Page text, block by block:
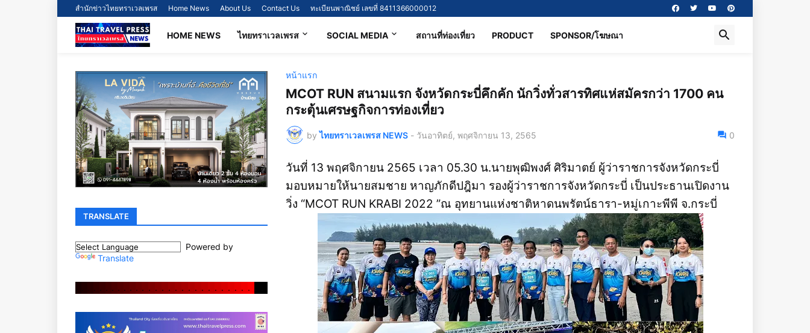
สำนักข่าวไทยทราเวลเพรส Home News About Us Contact Us ทะเบียนพาณิชย์ เลขที่ 8411366000012
HOME NEWS ไทยทราเวลเพรส SOCIAL MEDIA สถานที่ท่องเที่ยว PRODUCT SPONSOR/โฆษณา
หน้าแรก
MCOT RUN สนามแรก จังหวัดกระบี่คึกคัก นักวิ่งทั่วสารทิศแห่สมัครกว่า 1700 คน
กระตุ้นเศรษฐกิจการท่องเที่ยว
by ไทยทราเวลเพรส NEWS - วันอาทิตย์, พฤศจิกายน 13, 2565 0
วันที่ 13 พฤศจิกายน 2565 เวลา 05.30 น.นายพุฒิพงศ์ ศิริมาตย์ ผู้ว่าราชการจังหวัดกระบี่
มอบหมายให้นายสมชาย หาญภักดีปฎิมา รองผู้ว่าราชการจังหวัดกระบี่ เป็นประธานเปิดงาน
วิ่ง “MCOT RUN KRABI 2022 ”ณ อุทยานแห่งชาติหาดนพรัตน์ธารา-หมู่เกาะพีพี จ.กระบี่
TRANSLATE
Powered by
Translate
. . . . . . . . . . . . . . . . . . . . . . . .